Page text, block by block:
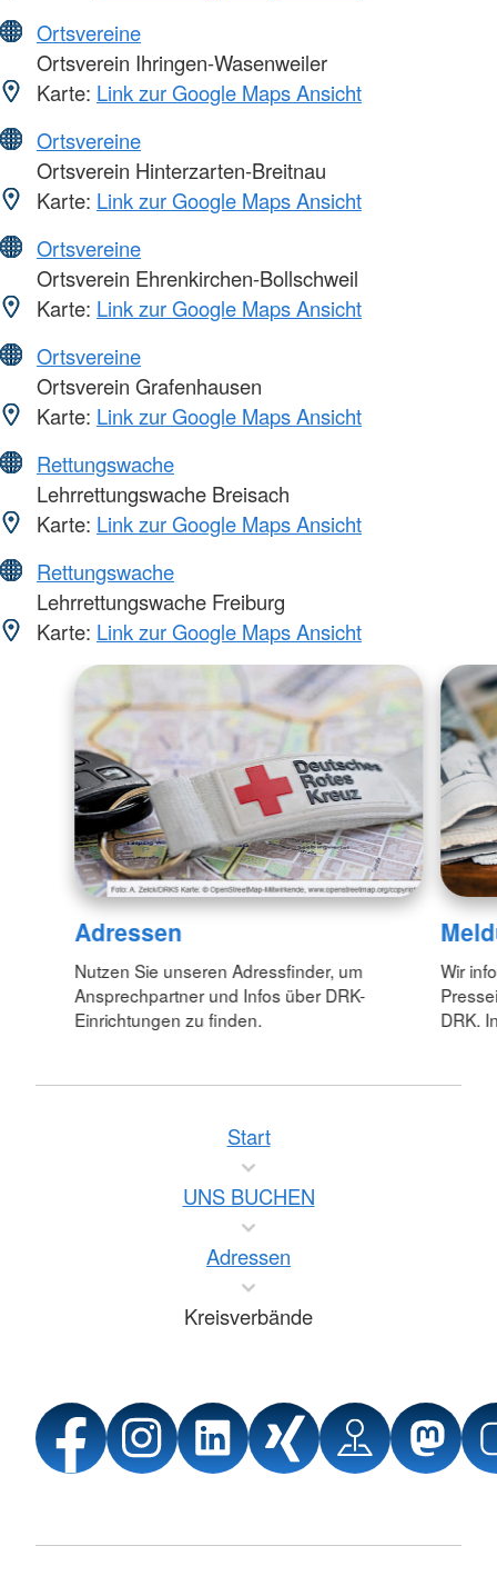
Ortsvereine
Ortsverein Ihringen-Wasenweiler
Karte: Link zur Google Maps Ansicht
Ortsvereine
Ortsverein Hinterzarten-Breitnau
Karte: Link zur Google Maps Ansicht
Ortsvereine
Ortsverein Ehrenkirchen-Bollschweil
Karte: Link zur Google Maps Ansicht
Ortsvereine
Ortsverein Grafenhausen
Karte: Link zur Google Maps Ansicht
Rettungswache
Lehrrettungswache Breisach
Karte: Link zur Google Maps Ansicht
Rettungswache
Lehrrettungswache Freiburg
Karte: Link zur Google Maps Ansicht
Adressen
Nutzen Sie unseren Adressfinder, um
Ansprechpartner und Infos über DRK-
Einrichtungen zu finden.
Wir
DRK.
Start
UNS BUCHEN
Adressen
Kreisverbände